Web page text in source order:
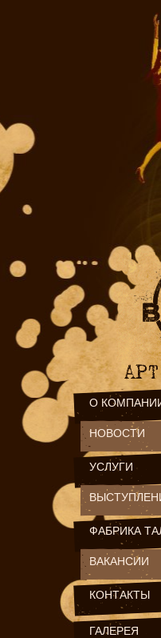
О
НОВОСТИ
УСЛУГИ
ФАБРИКА
ВАКАНСИИ
КОНТАКТЫ
ГАЛЕРЕЯ